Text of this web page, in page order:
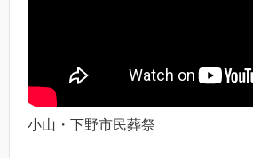
小山・下野市民葬祭